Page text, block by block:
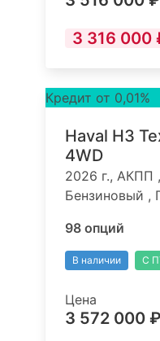
3 316 000
Кредит от 0,01%
Haval H3
4WD
2026 г., АКПП
Бензиновый ,
98 опций
В наличии С
Цена
3 572 000 ₽